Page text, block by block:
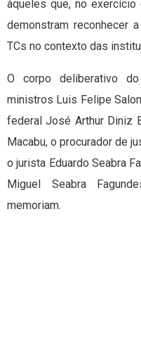
àqueles que, no
demonstram reconhecer
TCs no contexto das
O corpo deliberativo
ministros Luis Felipe
federal José Arthur Diniz
Macabu, o procurador de
o jurista Eduardo Seabra
Miguel Seabra
memoriam.